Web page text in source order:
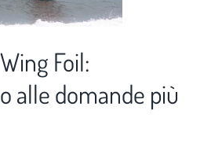
Foil:
alle domande più